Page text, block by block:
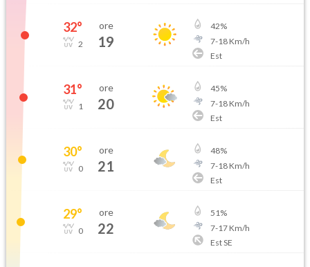
32°
2
ore
19
42%
7-18Km/h
Est
31°
1
ore
20
45%
7-18Km/h
Est
30°
0
ore
21
48%
7-18Km/h
Est
29°
0
ore
22
51%
7-17Km/h
Est SE